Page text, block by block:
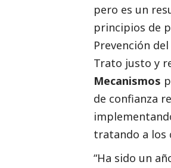
pero es un
principios de
Prevención
Trato justo y
Mecanismos
de confianza
tratando a los
“Ha sido un